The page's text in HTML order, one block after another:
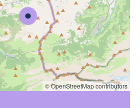
© OpenStreetMap contributors